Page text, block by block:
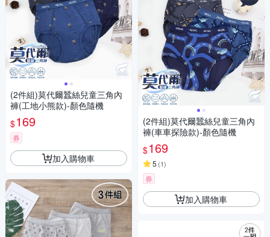
(2件組)莫代爾蠶絲兒童三角內
褲(工地小熊款)-顏色隨機
$169
券
加入購物車
(2件組)莫代爾蠶絲兒童三角內
褲(車車探險款)-顏色隨機
$169
5 (1)
券
加入購物車